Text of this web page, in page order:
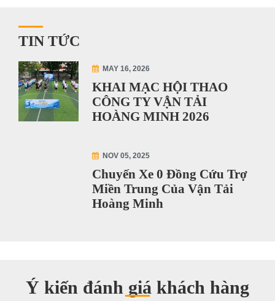
TIN TỨC
MAY 16, 2026
KHAI MẠC HỘI THAO
CÔNG TY VẬN TẢI
HOÀNG MINH 2026
NOV 05, 2025
Chuyến Xe 0 Đồng Cứu Trợ
Miền Trung Của Vận Tải
Hoàng Minh
Ý kiến đánh giá khách hàng